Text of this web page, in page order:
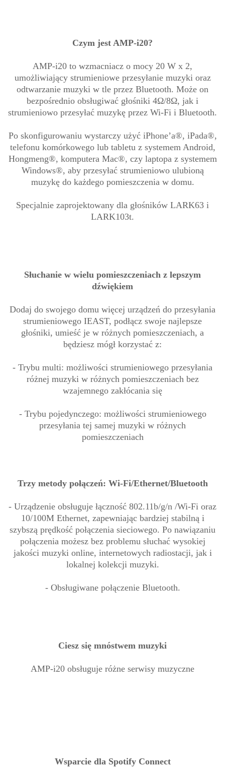
Czym jest AMP-i20?
AMP-i20 to wzmacniacz o mocy 20 W x 2,
umożliwiający strumieniowe przesyłanie muzyki oraz
odtwarzanie muzyki w tle przez Bluetooth. Może on
bezpośrednio obsługiwać głośniki 4Ω/8Ω, jak i
strumieniowo przesyłać muzykę przez Wi-Fi i Bluetooth.
Po skonfigurowaniu wystarczy użyć iPhone’a®, iPada®,
telefonu komórkowego lub tabletu z systemem Android,
Hongmeng®, komputera Mac®, czy laptopa z systemem
Windows®, aby przesyłać strumieniowo ulubioną
muzykę do każdego pomieszczenia w domu.
Specjalnie zaprojektowany dla głośników LARK63 i
LARK103t.
Słuchanie w wielu pomieszczeniach z lepszym
dźwiękiem
Dodaj do swojego domu więcej urządzeń do przesyłania
strumieniowego IEAST, podłącz swoje najlepsze
głośniki, umieść je w różnych pomieszczeniach, a
będziesz mógł korzystać z:
- Trybu multi: możliwości strumieniowego przesyłania
różnej muzyki w różnych pomieszczeniach bez
wzajemnego zakłócania się
- Trybu pojedynczego: możliwości strumieniowego
przesyłania tej samej muzyki w różnych
pomieszczeniach
Trzy metody połączeń: Wi-Fi/Ethernet/Bluetooth
- Urządzenie obsługuje łączność 802.11b/g/n /Wi-Fi oraz
10/100M Ethernet, zapewniając bardziej stabilną i
szybszą prędkość połączenia sieciowego. Po nawiązaniu
połączenia możesz bez problemu słuchać wysokiej
jakości muzyki online, internetowych radiostacji, jak i
lokalnej kolekcji muzyki.
- Obsługiwane połączenie Bluetooth.
Ciesz się mnóstwem muzyki
AMP-i20 obsługuje różne serwisy muzyczne
Wsparcie dla Spotify Connect